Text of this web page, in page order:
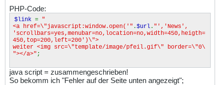
PHP-Code:
$link = "
<a href=\"javascript :window.open('" .$url . "','News',
'scrollbars=yes,menubar=no,location=no,width=450,heigth=
450,top=200,left=200')\">
weiter <img src=\"template/image/pfeil.gif\" border=\"0\
"></a>" ;
java script = zusammengeschrieben!
So bekomm ich "Fehler auf der Seite unten angezeigt";